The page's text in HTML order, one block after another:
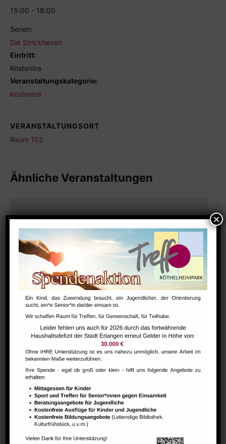
15:00 - 18:00
Serien:
Die Strickhexen
Eintritt:
Kostenlos
Veranstaltungskategorie:
kostenlos
VERANSTALTUNGSORT
Raum 102
Ähnliche Veranstaltungen
Hausaufgabenbetreuung (nicht während der Ferien)
August 6 @ 13:30